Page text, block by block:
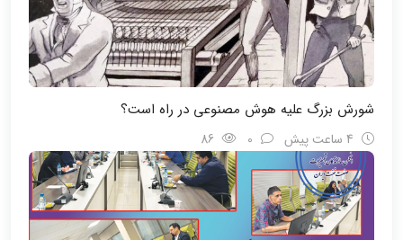
شورش بزرگ علیه هوش مصنوعی در راه است؟